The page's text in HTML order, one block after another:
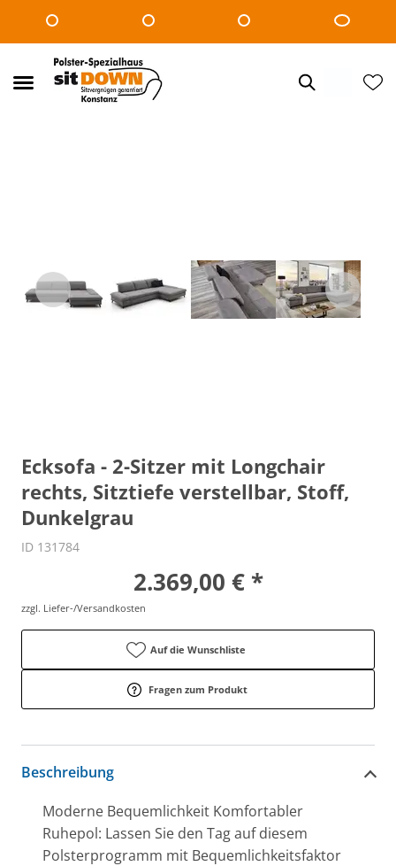
Ecksofa - 2-Sitzer mit Longchair
rechts, Sitztiefe verstellbar, Stoff,
Dunkelgrau
ID 131784
2.369,00 € *
zzgl. Liefer-/Versandkosten
Auf die Wunschliste
Fragen zum Produkt
Beschreibung
Moderne Bequemlichkeit Komfortabler
Ruhepol: Lassen Sie den Tag auf diesem
Polsterprogramm mit Bequemlichkeitsfaktor